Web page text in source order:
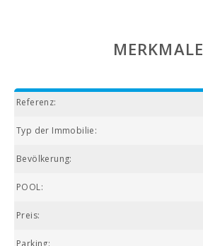
MERKMALE
Referenz:
Typ der Immobilie:
Bevölkerung:
POOL:
Preis:
Parking: